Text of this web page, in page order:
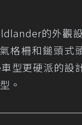
的外觀
格柵和鎚頭式
型更硬派的設
。